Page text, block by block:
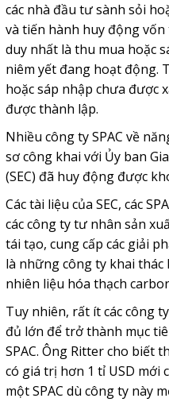
các nhà đầu tư sành sỏi
và tiến hành huy động
duy nhất là thu mua hoặc
niêm yết đang hoạt động.
hoặc sáp nhập chưa được
được thành lập.
Nhiều công ty SPAC về
sơ công khai với Ủy ban
(SEC) đã huy động được
Các tài liệu của SEC, các
các công ty tư nhân sản
tái tạo, cung cấp các giải
là những công ty khai
nhiên liệu hóa thạch
Tuy nhiên, rất ít các công
đủ lớn để trở thành mục
SPAC. Ông Ritter cho biết
có giá trị hơn 1 tỉ USD mới
một SPAC dù công ty này